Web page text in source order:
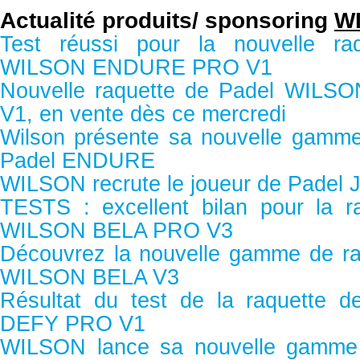
Actualité produits/ sponsoring
Test réussi pour la nouvelle
WILSON ENDURE PRO V1
Nouvelle raquette de Padel
V1, en vente dès ce mercredi
Wilson présente sa nouvelle
Padel ENDURE
WILSON recrute le joueur de Padel
TESTS : excellent bilan pour la
WILSON BELA PRO V3
Découvrez la nouvelle gamme de
WILSON BELA V3
Résultat du test de la raquette
DEFY PRO V1
WILSON lance sa nouvelle